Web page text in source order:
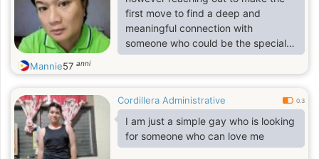
first move to find a deep and
meaningful connection with
someone who could be the special
one for me.
Mannie57 anni
Cordillera Administrative 0.3
I am just a simple gay who is looking
for someone who can love me